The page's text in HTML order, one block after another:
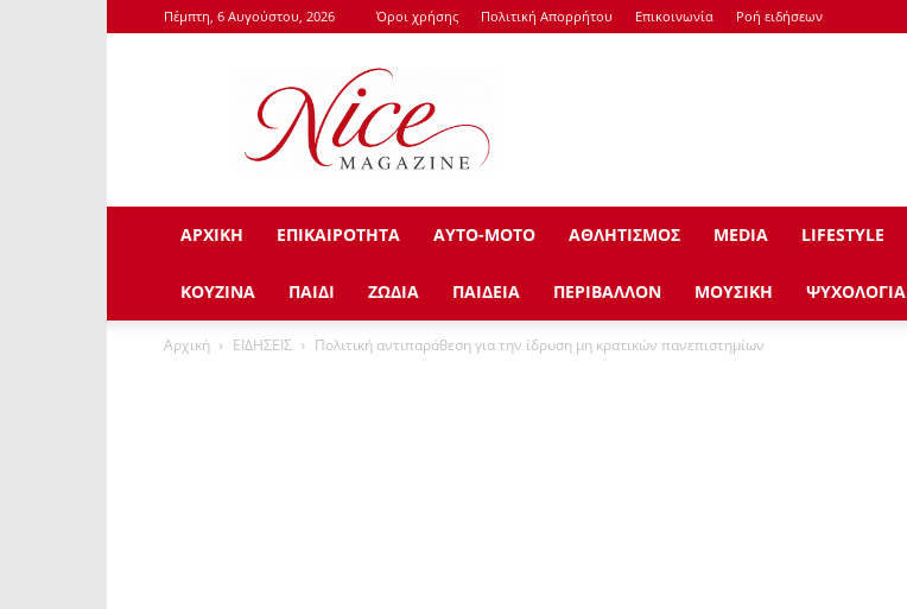
Πέμπτη, 6 Αυγούστου, 2026 Όροι χρήσης Πολιτική Απορρήτου Επικοινωνία Ροή ειδήσεων
NiceMagazine.Gr
ΑΡΧΙΚΗ ΕΠΙΚΑΙΡΟΤΗΤΑ ΑΥΤΟ-ΜΟΤΟ ΑΘΛΗΤΙΣΜΟΣ ΜEDIA LIFESTYLE
ΚΟΥΖΙΝΑ ΠΑΙΔΙ ΖΩΔΙΑ ΠΑΙΔΕΙΑ ΠΕΡΙΒΑΛΛΟΝ ΜΟΥΣΙΚΗ ΨΥΧΟΛΟΓΙΑ
Αρχική ΕΙΔΗΣΕΙΣ Πολιτική αντιπαράθεση για την ίδρυση μη κρατικών πανεπιστημίων